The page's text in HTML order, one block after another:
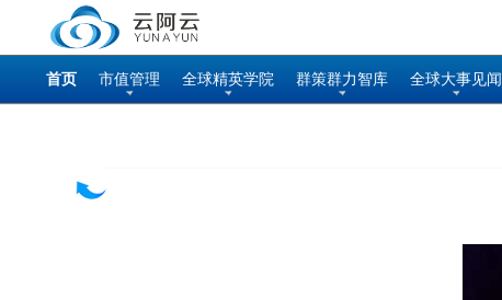
首页 市值管理 全球精英学院 群策群力智库 全球大事见闻